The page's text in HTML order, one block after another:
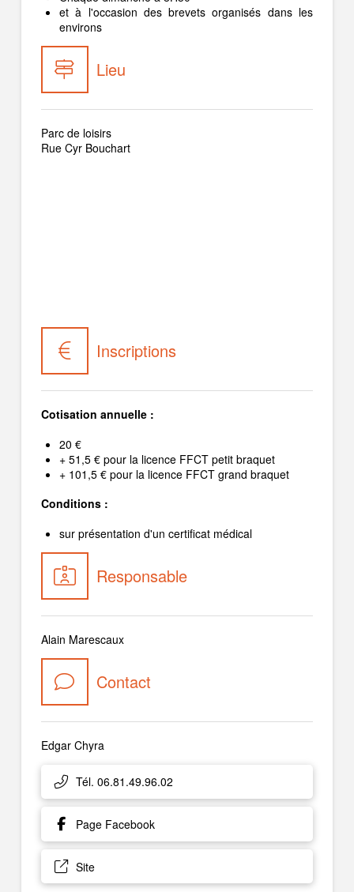
et à l'occasion des brevets organisés dans les
environs
Lieu
Parc de loisirs
Rue Cyr Bouchart
Inscriptions
Cotisation annuelle :
20 €
+ 51,5 € pour la licence FFCT petit braquet
+ 101,5 € pour la licence FFCT grand braquet
Conditions :
sur présentation d'un certificat médical
Responsable
Alain Marescaux
Contact
Edgar Chyra
Tél. 06.81.49.96.02
Page Facebook
Site